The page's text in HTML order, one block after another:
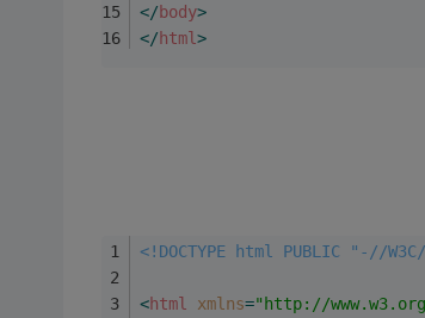
</body>
</html >
<!DOCTYPE html PUBLIC "-//
<html xmlns="http://